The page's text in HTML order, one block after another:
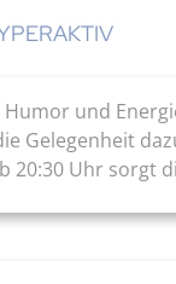
und
Gelegenheit
20:30 Uhr sorgt